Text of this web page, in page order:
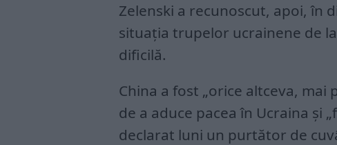
Zelenski a recunoscut, apoi, în
situația trupelor ucrainene de
dificilă.
China a fost „orice altceva,
de a aduce pacea în Ucraina și
declarat luni un purtător de